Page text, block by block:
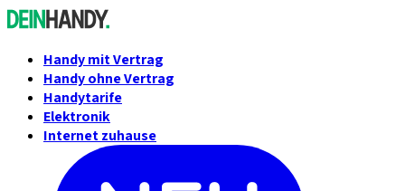
Handy mit Vertrag
Handy ohne Vertrag
Handytarife
Elektronik
Internet zuhause